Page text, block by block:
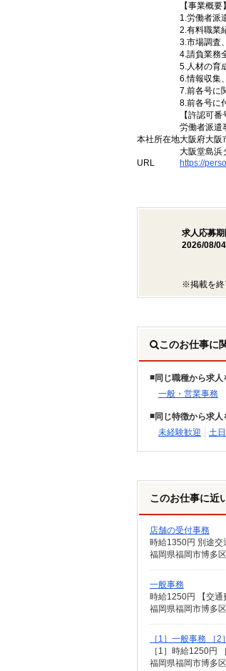
【事業概要】
1.労働者派
2.有料職業
3.市場調査
4.請負業務
5.人材の育
6.情報収集
7.前各号に
8.前各号に
【許認可番
労働者派遣
本社所在地大阪府大阪
大阪堂島浜
URL
https://
求人応募期
2026/08/
※掲載を終
このお仕事に
同じ職種から求人
一般・営業事務
同じ特徴から求人
未経験歓迎
土
このお仕事に近
店舗の受付事務
時給1350円 別途交
福岡県福岡市博多区
一般事務
時給1250円 【交通
福岡県福岡市博多
［1］一般事務 ［2
［1］時給1250円
福岡県福岡市博多